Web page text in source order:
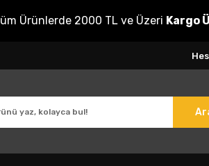
Ürünlerde 2000 TL ve Üzeri Kargo